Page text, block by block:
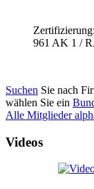
961 AK 1 /
Suchen Sie nach
wählen Sie ein
Alle Mitglieder
Videos